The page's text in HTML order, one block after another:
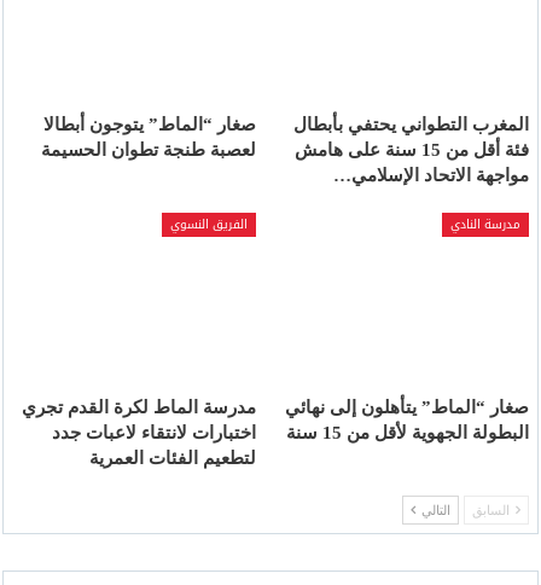
المغرب التطواني يحتفي بأبطال
فئة أقل من 15 سنة على هامش
مواجهة الاتحاد الإسلامي…
صغار “الماط” يتوجون أبطالا
لعصبة طنجة تطوان الحسيمة
مدرسة النادي
صغار “الماط” يتأهلون إلى نهائي
البطولة الجهوية لأقل من 15 سنة
الفريق النسوي
مدرسة الماط لكرة القدم تجري
اختبارات لانتقاء لاعبات جدد
لتطعيم الفئات العمرية
السابق التالي